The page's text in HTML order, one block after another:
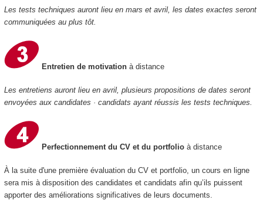
Les tests techniques auront lieu en mars et avril, les dates exactes seront
communiquées au plus tôt.
Entretien de motivation à distance
Les entretiens auront lieu en avril, plusieurs propositions de dates seront
envoyées aux candidates · candidats ayant réussis les tests techniques.
Perfectionnement du CV et du portfolio à distance
À la suite d'une première évaluation du CV et portfolio, un cours en ligne
sera mis à disposition des candidates et candidats afin qu’ils puissent
apporter des améliorations significatives de leurs documents.